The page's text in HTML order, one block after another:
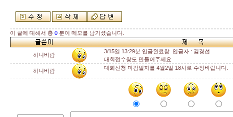
이 글에 대해서 총 0 분이 메모를 남기셨습니다.
하니바람
3/15일 13:29분 입금완료함. 입금자 : 김경섭
대회접수창도 만들어주세요
하니바람 대회신청 마감일자를 4월2일 18시로 수정바랍니다.